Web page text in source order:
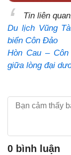
Tin liên
Du lịch Vũng
biển Côn Đảo
Hòn Cau –
giữa lòng đại
0 bình luận